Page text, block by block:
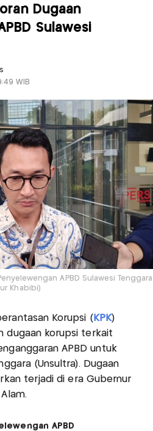
Dugaan
Sulawesi
WIB
APBD Sulawesi Tenggara
Khabibi)
Korupsi ( KPK)
dugaan korupsi terkait
APBD untuk
(Unsultra). Dugaan
terjadi di era Gubernur
APBD